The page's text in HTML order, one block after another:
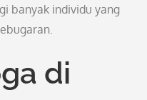
banyak individu yang
di